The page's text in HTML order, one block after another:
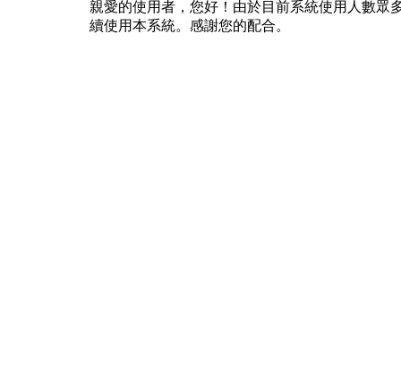
親愛的使用者，您好！由於目前系統使用人數眾
續使用本系統。感謝您的配合。